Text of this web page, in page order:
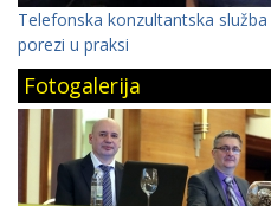
Telefonska konzultantska
porezi u praksi
Fotogalerija